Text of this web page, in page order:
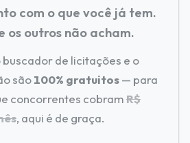
com o que você já tem.
os outros não acham.
buscador de licitações e o
são100% gratuitos— para
concorrentes cobramR$
, aqui é de graça.